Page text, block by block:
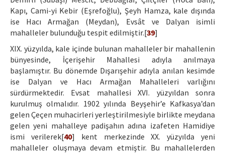
Kapı, Cami-yi Kebir (Eşrefoğlu), Şeyh Hamza, kale dışında
ise Hacı Armağan (Meydan), Evsât ve Dalyan isimli
mahalleler bulunduğu tespit edilmiştir.[39]
XIX. yüzyılda, kale içinde bulunan mahalleler bir mahallenin
bünyesinde, İçerişehir Mahallesi adıyla anılmaya
başlamıştır. Bu dönemde Dışarışehir adıyla anılan kesimde
ise Dalyan ve Hacı Armağan Mahalleleri varlığını
sürdürmektedir. Evsat mahallesi XVI. yüzyıldan sonra
kurulmuş olmalıdır. 1902 yılında Beyşehir’e Kafkasya’dan
gelen Çeçen muhacirleri yerleştirilmesiyle birlikte meydana
gelen yeni mahalleye padişahın adına izafeten Hamidiye
ismi verilerek[40] kent merkezinde XX. yüzyılda yeni
mahalleler oluşmaya devam etmiştir. Bu mahallelerden